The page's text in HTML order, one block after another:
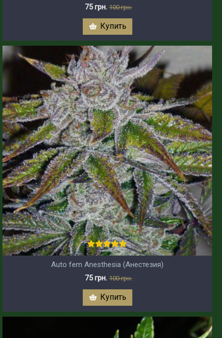
75 грн. 100 грн.
Купить
Auto fem Anesthesia (Анестезия)
75 грн. 100 грн.
Купить